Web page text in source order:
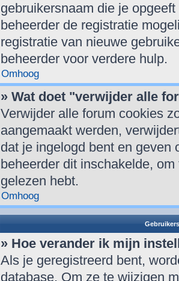
gebruikersnaam die je
beheerder de registratie
registratie van nieuwe
beheerder voor verdere hulp.
Omhoog
» Wat doet "verwijder alle
Verwijder alle forum cookies
aangemaakt werden,
dat je ingelogd bent en geven
beheerder dit inschakelde,
gelezen hebt.
Omhoog
» Hoe verander ik mijn
Als je geregistreerd bent,
database. Om ze te wijzigen